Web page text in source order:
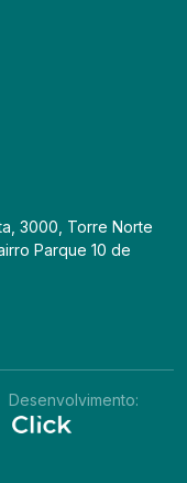
3000, Torre Norte
Parque 10 de
Desenvolvimento: